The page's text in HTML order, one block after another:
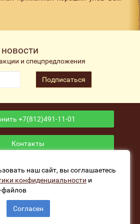
и спецпредложения
Подписаться
+7(812)491-11-01
Контакты
Приложение
- Рыболовный магазин Избушка
Рыбака © 2026
наш сайт, вы соглашаетесь
конфиденциальности и
файлов
Согласен